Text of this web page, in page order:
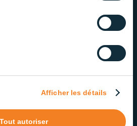
Afficher les détails
Tout autoriser
d’éclairage fiables et de
dévouée veille à offrir un
service à la clientèle